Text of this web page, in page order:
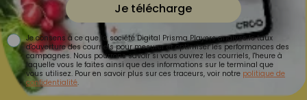
Je télécharge
Je consens à ce que la société Digital Prisma Players analyse le taux
d'ouverture des courriels pour mesurer et optimiser les performances des
campagnes. Nous pourrons savoir si vous ouvrez les courriels, l'heure à
laquelle vous le faites ainsi que des informations sur le terminal que
vous utilisez. Pour en savoir plus sur ces traceurs, voir notre politique de
confidentialité.